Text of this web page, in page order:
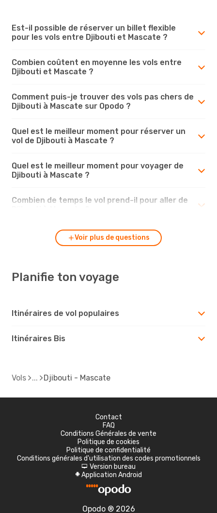
Est-il possible de réserver un billet flexible
pour les vols entre Djibouti et Mascate ?
Combien coûtent en moyenne les vols entre
Djibouti et Mascate ?
Comment puis-je trouver des vols pas chers de
Djibouti à Mascate sur Opodo ?
Quel est le meilleur moment pour réserver un
vol de Djibouti à Mascate ?
Quel est le meilleur moment pour voyager de
Djibouti à Mascate ?
Combien de temps le vol prend-il pour aller de
Voir plus de questions
Planifie ton voyage
Itinéraires de vol populaires
Itinéraires Bis
Vols Djibouti - Mascate
Contact
FAQ
Conditions Générales de vente
Politique de cookies
Politique de confidentialité
Conditions générales d'utilisation des codes promotionnels
d Version bureau
A Application Android
Opodo ® 2026